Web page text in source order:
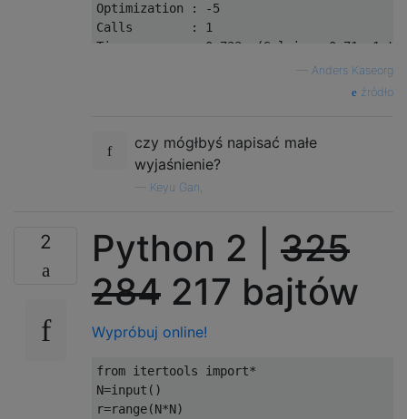
Optimization : -5
Calls        : 1
Time         : 0.733s (Solving: 0.71s 1st
Anders Kaseorg
źródło
czy mógłbyś napisać małe
wyjaśnienie?
Keyu Gan,
2 Python 2 | 325
284 217 bajtów
Wypróbuj online!
from itertools import*
N=input()
r=range(N*N)